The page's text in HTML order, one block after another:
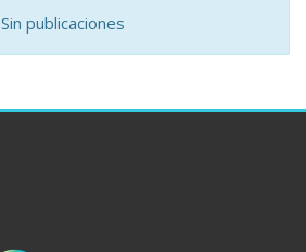
Sin publicaciones